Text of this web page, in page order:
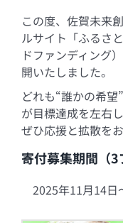
この度、佐賀未来
ルサイト「ふるさ
ドファンディング
開いたしました。
どれも“誰かの希
が目標達成を左右し
ぜひ応援と拡散をお
寄付募集期間（3
2025年11月14日